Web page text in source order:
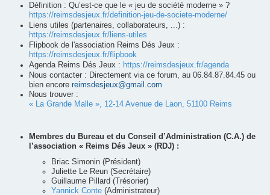
Définition : Qu’est-ce que le « jeu de société moderne » ?
https://reimsdesjeux.fr/definition-jeu-de-societe-moderne/
Liens utiles (partenaires, collaborateurs, ...) :
https://reimsdesjeux.fr/liens-utiles
Flipbook de l'association Reims Dés Jeux :
https://reimsdesjeux.fr/flipbook
Agenda Reims Dés Jeux : https://reimsdesjeux.fr/agenda
Nous contacter : Directement via ce forum, au 06.84.87.84.45 ou
bien encore reimsdesjeux@gmail.com
Nous trouver :
« La Grande Malle », 12-14 Avenue de Laon, 51100 Reims
Membres du Bureau et du Conseil d’Administration (C.A.) de
l’association « Reims Dés Jeux » (RDJ) :
Briac Simonin (Président)
Juliette Le Reun (Secrétaire)
Guillaume Pillard (Trésorier)
Yannick Conte (Administrateur)